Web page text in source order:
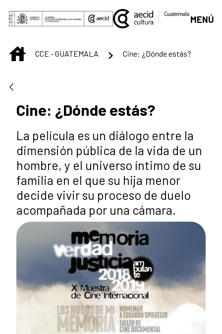
Saut au contenu principal
MENÚ
INICIOCCE - GUATEMALA Cine: ¿Dónde estás?
Cine: ¿Dónde estás?
La película es un diálogo entre la
dimensión pública de la vida de un
hombre, y el universo íntimo de su
familia en el que su hija menor
decide vivir su proceso de duelo
acompañada por una cámara.